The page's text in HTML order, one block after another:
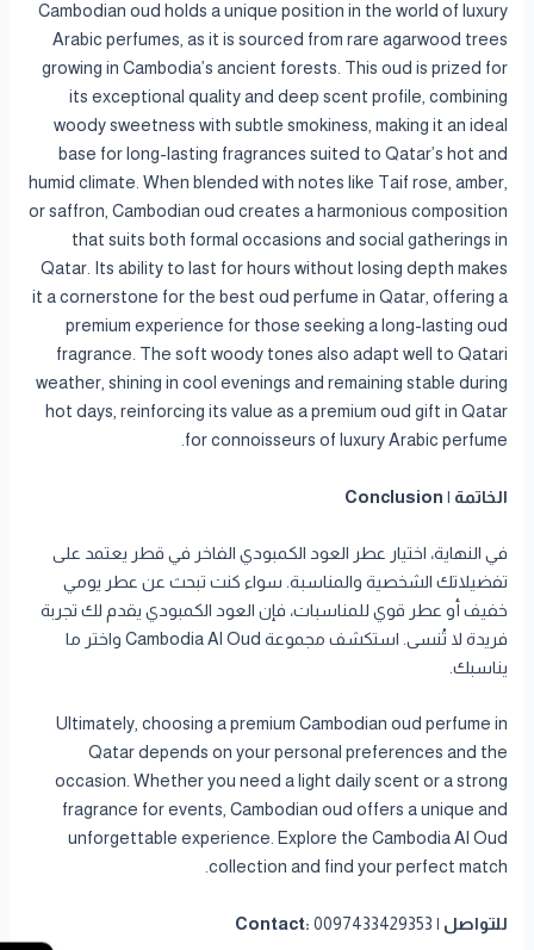
Cambodian oud holds a unique position in the world of luxury
Arabic perfumes, as it is sourced from rare agarwood trees
growing in Cambodia’s ancient forests. This oud is prized for
its exceptional quality and deep scent profile, combining
woody sweetness with subtle smokiness, making it an ideal
base for long-lasting fragrances suited to Qatar’s hot and
humid climate. When blended with notes like Taif rose, amber,
or saffron, Cambodian oud creates a harmonious composition
that suits both formal occasions and social gatherings in
Qatar. Its ability to last for hours without losing depth makes
it a cornerstone for the best oud perfume in Qatar, offering a
premium experience for those seeking a long-lasting oud
fragrance. The soft woody tones also adapt well to Qatari
weather, shining in cool evenings and remaining stable during
hot days, reinforcing its value as a premium oud gift in Qatar
for connoisseurs of luxury Arabic perfume.
الخاتمة | Conclusion
في النهاية، اختيار عطر العود الكمبودي الفاخر في قطر يعتمد على
تفضيلاتك الشخصية والمناسبة. سواء كنت تبحث عن عطر يومي
خفيف أو عطر قوي للمناسبات، فإن العود الكمبودي يقدم لك تجربة
فريدة لا تُنسى. استكشف مجموعة Cambodia Al Oud واختر ما
يناسبك.
Ultimately, choosing a premium Cambodian oud perfume in
Qatar depends on your personal preferences and the
occasion. Whether you need a light daily scent or a strong
fragrance for events, Cambodian oud offers a unique and
unforgettable experience. Explore the Cambodia Al Oud
collection and find your perfect match.
للتواصل | Contact: 0097433429353